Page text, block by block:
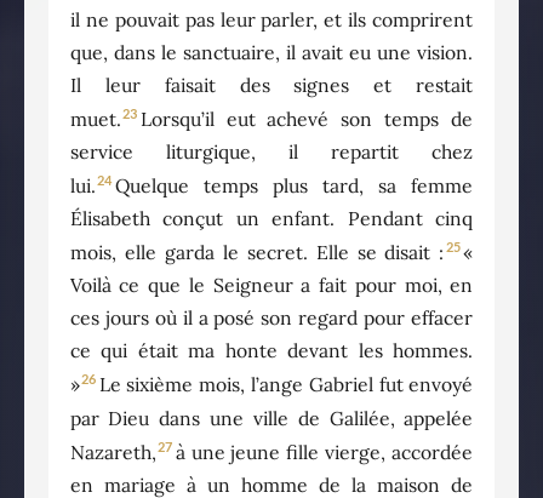
il ne pouvait pas leur parler, et ils comprirent
que, dans le sanctuaire, il avait eu une vision.
Il leur faisait des signes et restait
muet.23 Lorsqu’il eut achevé son temps de
service liturgique, il repartit chez
lui.24 Quelque temps plus tard, sa femme
Élisabeth conçut un enfant. Pendant cinq
mois, elle garda le secret. Elle se disait : 25«
Voilà ce que le Seigneur a fait pour moi, en
ces jours où il a posé son regard pour effacer
ce qui était ma honte devant les hommes.
»26 Le sixième mois, l’ange Gabriel fut envoyé
par Dieu dans une ville de Galilée, appelée
Nazareth,27 à une jeune fille vierge, accordée
en mariage à un homme de la maison de